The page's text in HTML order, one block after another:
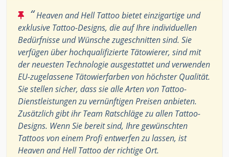
“Heaven and Hell Tattoo bietet einzigartige und
exklusive Tattoo-Designs, die auf Ihre individuellen
Bedürfnisse und Wünsche zugeschnitten sind. Sie
verfügen über hochqualifizierte Tätowierer, sind mit
der neuesten Technologie ausgestattet und verwenden
EU-zugelassene Tätowierfarben von höchster Qualität.
Sie stellen sicher, dass sie alle Arten von Tattoo-
Dienstleistungen zu vernünftigen Preisen anbieten.
Zusätzlich gibt ihr Team Ratschläge zu allen Tattoo-
Designs. Wenn Sie bereit sind, Ihre gewünschten
Tattoos von einem Profi entwerfen zu lassen, ist
Heaven and Hell Tattoo der richtige Ort.